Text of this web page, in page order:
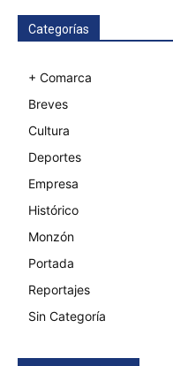
Categorías
+ Comarca
Breves
Cultura
Deportes
Empresa
Histórico
Monzón
Portada
Reportajes
Sin Categoría